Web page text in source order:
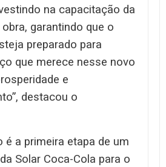
na capacitação da
garantindo que o
preparado para
que merece nesse novo
e
destacou o
é a primeira etapa de um
Solar Coca-Cola para o